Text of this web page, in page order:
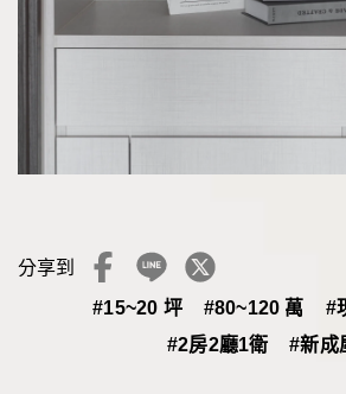
分享到
#15~20 坪 #80~120 萬
#
#2房2廳1衛
#新成